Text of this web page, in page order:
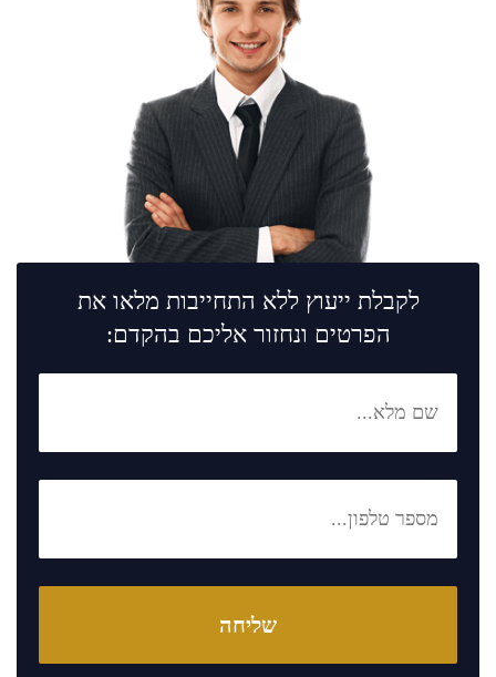
לקבלת ייעוץ ללא התחייבות מלאו את
הפרטים ונחזור אליכם בהקדם: